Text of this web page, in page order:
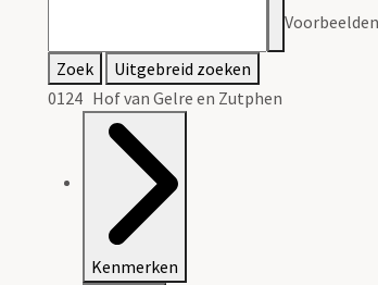
Zoek
Uitgebreid zoeken
0124 Hof van Gelre en Zutphen
Kenmerken